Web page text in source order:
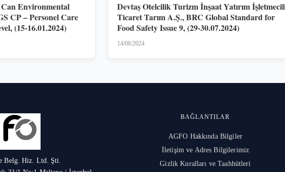
Environmental
CP – Personel Care
(15-16.01.2024)
Devtaş Otelcilik Turizm İnşaat Yatırım
Ticaret Tarım A.Ş., BRC Global Standard for
Food Safety Issue 9, (29-30.07.2024)
14/08/2024
Belg. Hiz. Ltd. Şti.
BAĞLANTILAR
AGFO Hakkında Bilgiler
İletişim ve Adres Bilgilerimiz
Gizlik Kuralları ve Taahhütleri